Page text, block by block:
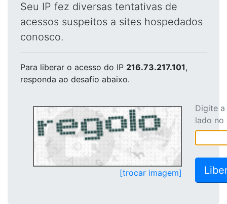
Seu IP fez diversas tentativas de
acessos suspeitos a sites hospedados
conosco.
Para liberar o acesso do IP 216.73.217.101,
responda ao desafio abaixo.
[trocar imagem]
Digite
lado no